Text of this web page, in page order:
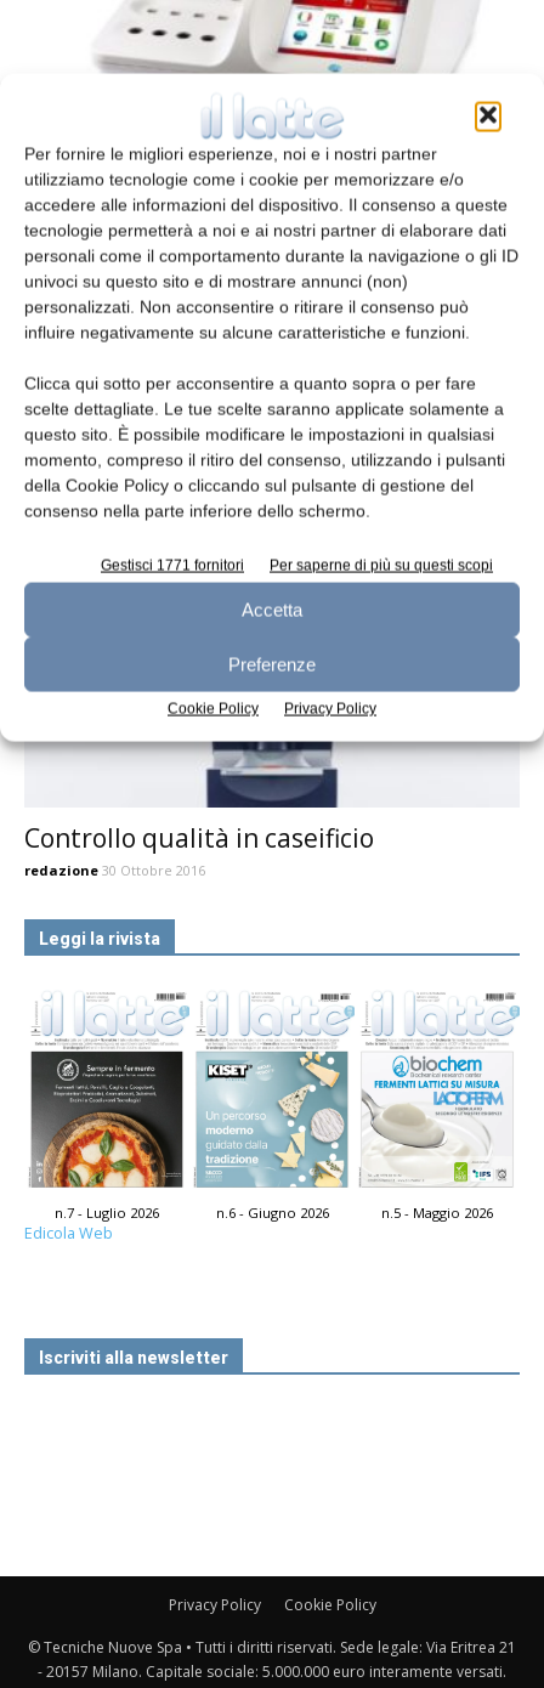
Per fornire le migliori esperienze, noi e i nostri partner
utilizziamo tecnologie come i cookie per memorizzare e/o
accedere alle informazioni del dispositivo. Il consenso a queste
tecnologie permetterà a noi e ai nostri partner di elaborare dati
personali come il comportamento durante la navigazione o gli ID
univoci su questo sito e di mostrare annunci (non)
personalizzati. Non acconsentire o ritirare il consenso può
influire negativamente su alcune caratteristiche e funzioni.
Clicca qui sotto per acconsentire a quanto sopra o per fare
scelte dettagliate. Le tue scelte saranno applicate solamente a
questo sito. È possibile modificare le impostazioni in qualsiasi
momento, compreso il ritiro del consenso, utilizzando i pulsanti
della Cookie Policy o cliccando sul pulsante di gestione del
consenso nella parte inferiore dello schermo.
Gestisci 1771 fornitori Per saperne di più su questi scopi
Accetta
Preferenze
Cookie Policy Privacy Policy
Analisi chimiche
redazione 3 Marzo 2018
Analisi rapide NIR
redazione 7 Luglio 2017
Controllo qualità in caseificio
redazione 30 Ottobre 2016
Leggi la rivista
n.7 - Luglio 2026 n.6 - Giugno 2026 n.5 - Maggio 2026
Edicola Web
Iscriviti alla newsletter
Privacy Policy Cookie Policy
© Tecniche Nuove Spa • Tutti i diritti riservati. Sede legale: Via Eritrea 21
- 20157 Milano. Capitale sociale: 5.000.000 euro interamente versati.